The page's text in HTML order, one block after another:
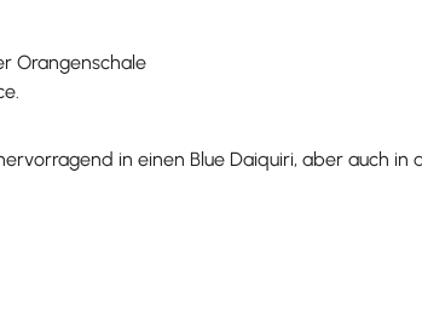
Orangenschale
in einen Blue Daiquiri, aber auch